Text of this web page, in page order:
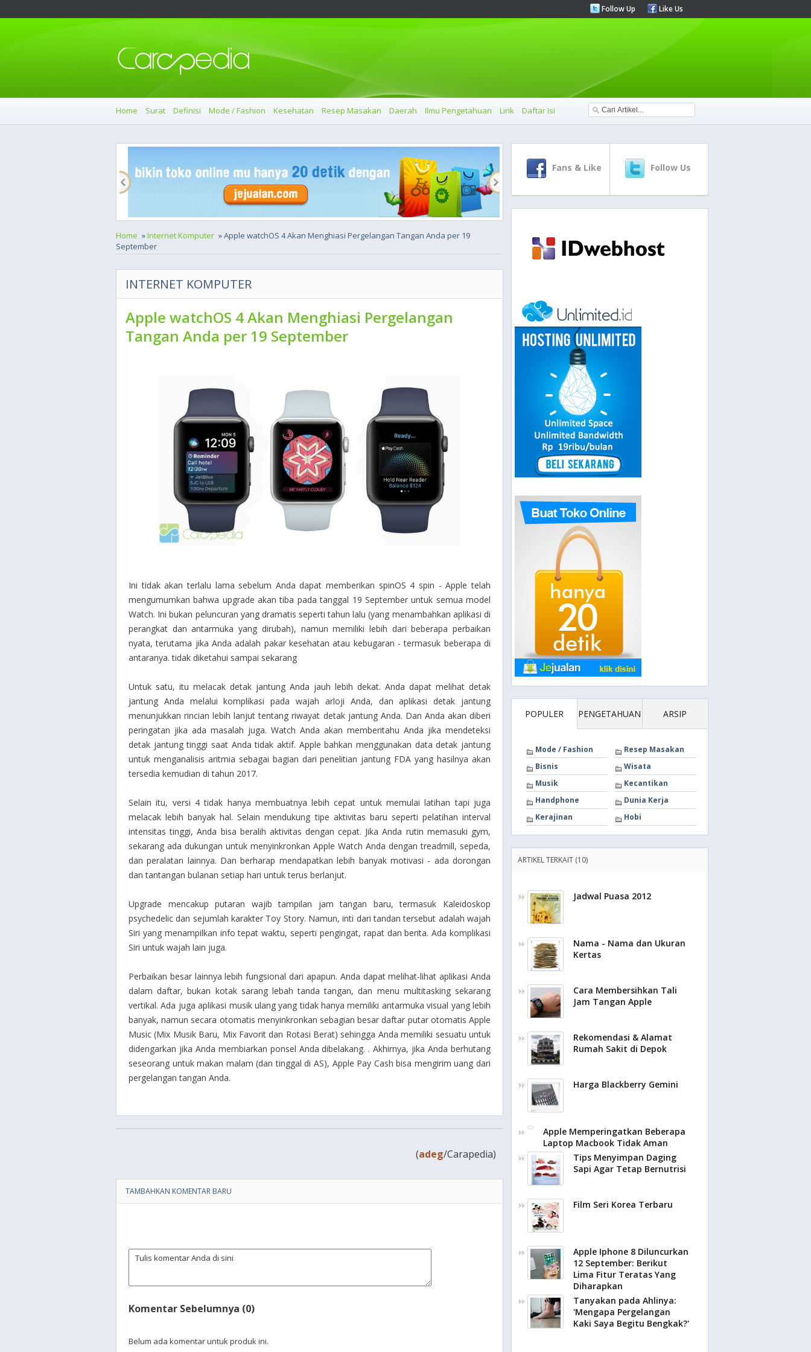
Follow Up Like Us
Home Surat Definisi Mode / Fashion Kesehatan Resep Masakan Daerah Ilmu Pengetahuan Lirik Daftar Isi
Home »Internet Komputer » Apple watchOS 4 Akan Menghiasi Pergelangan Tangan Anda per 19
September
INTERNET KOMPUTER
Apple watchOS 4 Akan Menghiasi Pergelangan
Tangan Anda per 19 September
Ini tidak akan terlalu lama sebelum Anda dapat memberikan spinOS 4 spin - Apple telah
mengumumkan bahwa upgrade akan tiba pada tanggal 19 September untuk semua model
Watch. Ini bukan peluncuran yang dramatis seperti tahun lalu (yang menambahkan aplikasi di
perangkat dan antarmuka yang dirubah), namun memiliki lebih dari beberapa perbaikan
nyata, terutama jika Anda adalah pakar kesehatan atau kebugaran - termasuk beberapa di
antaranya. tidak diketahui sampai sekarang
Untuk satu, itu melacak detak jantung Anda jauh lebih dekat. Anda dapat melihat detak
jantung Anda melalui komplikasi pada wajah arloji Anda, dan aplikasi detak jantung
menunjukkan rincian lebih lanjut tentang riwayat detak jantung Anda. Dan Anda akan diberi
peringatan jika ada masalah juga. Watch Anda akan memberitahu Anda jika mendeteksi
detak jantung tinggi saat Anda tidak aktif. Apple bahkan menggunakan data detak jantung
untuk menganalisis aritmia sebagai bagian dari penelitian jantung FDA yang hasilnya akan
tersedia kemudian di tahun 2017.
Selain itu, versi 4 tidak hanya membuatnya lebih cepat untuk memulai latihan tapi juga
melacak lebih banyak hal. Selain mendukung tipe aktivitas baru seperti pelatihan interval
intensitas tinggi, Anda bisa beralih aktivitas dengan cepat. Jika Anda rutin memasuki gym,
sekarang ada dukungan untuk menyinkronkan Apple Watch Anda dengan treadmill, sepeda,
dan peralatan lainnya. Dan berharap mendapatkan lebih banyak motivasi - ada dorongan
dan tantangan bulanan setiap hari untuk terus berlanjut.
Upgrade mencakup putaran wajib tampilan jam tangan baru, termasuk Kaleidoskop
psychedelic dan sejumlah karakter Toy Story. Namun, inti dari tandan tersebut adalah wajah
Siri yang menampilkan info tepat waktu, seperti pengingat, rapat dan berita. Ada komplikasi
Siri untuk wajah lain juga.
Perbaikan besar lainnya lebih fungsional dari apapun. Anda dapat melihat-lihat aplikasi Anda
dalam daftar, bukan kotak sarang lebah tanda tangan, dan menu multitasking sekarang
vertikal. Ada juga aplikasi musik ulang yang tidak hanya memiliki antarmuka visual yang lebih
banyak, namun secara otomatis menyinkronkan sebagian besar daftar putar otomatis Apple
Music (Mix Musik Baru, Mix Favorit dan Rotasi Berat) sehingga Anda memiliki sesuatu untuk
didengarkan jika Anda membiarkan ponsel Anda dibelakang. . Akhirnya, jika Anda berhutang
seseorang untuk makan malam (dan tinggal di AS), Apple Pay Cash bisa mengirim uang dari
pergelangan tangan Anda.
(adeg/Carapedia)
TAMBAHKAN KOMENTAR BARU
Komentar Sebelumnya (0)
Belum ada komentar untuk produk ini.
Fans & Like Follow Us
POPULER PENGETAHUAN ARSIP
Mode / Fashion
Resep Masakan
Bisnis
Wisata
Musik
Kecantikan
Handphone
Dunia Kerja
Kerajinan
Hobi
ARTIKEL TERKAIT (10)
Jadwal Puasa 2012
Nama - Nama dan Ukuran
Kertas
Cara Membersihkan Tali
Jam Tangan Apple
Rekomendasi & Alamat
Rumah Sakit di Depok
Harga Blackberry Gemini
Apple Memperingatkan Beberapa
Laptop Macbook Tidak Aman
Tips Menyimpan Daging
Sapi Agar Tetap Bernutrisi
Film Seri Korea Terbaru
Apple Iphone 8 Diluncurkan
12 September: Berikut
Lima Fitur Teratas Yang
Diharapkan
Tanyakan pada Ahlinya:
'Mengapa Pergelangan
Kaki Saya Begitu Bengkak?'